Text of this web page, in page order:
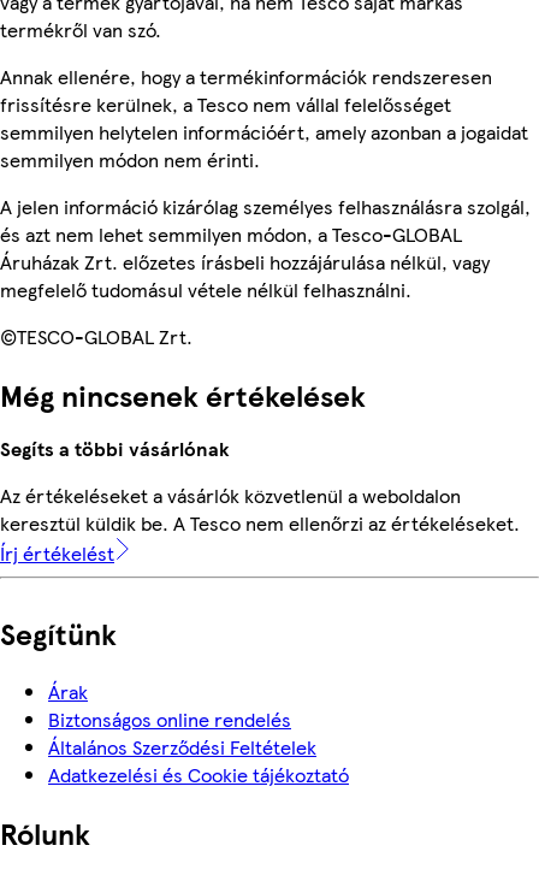
termékről van szó.
Annak ellenére, hogy a termékinformációk rendszeresen
frissítésre kerülnek, a Tesco nem vállal felelősséget
semmilyen helytelen információért, amely azonban a jogaidat
semmilyen módon nem érinti.
A jelen információ kizárólag személyes felhasználásra szolgál,
és azt nem lehet semmilyen módon, a Tesco-GLOBAL
Áruházak Zrt. előzetes írásbeli hozzájárulása nélkül, vagy
megfelelő tudomásul vétele nélkül felhasználni.
©TESCO-GLOBAL Zrt.
Még nincsenek értékelések
Segíts a többi vásárlónak
Az értékeléseket a vásárlók közvetlenül a weboldalon
keresztül küldik be. A Tesco nem ellenőrzi az értékeléseket.
Írj értékelést
Segítünk
Árak
Biztonságos online rendelés
Általános Szerződési Feltételek
Adatkezelési és Cookie tájékoztató
Rólunk